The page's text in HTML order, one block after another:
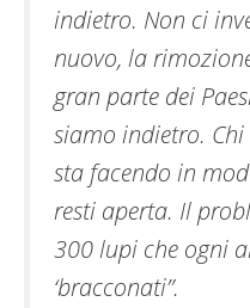
indietro. Non ci
nuovo, la
gran parte dei
siamo indietro.
sta facendo in
resti aperta. Il
300 lupi che ogni
‘bracconati”.